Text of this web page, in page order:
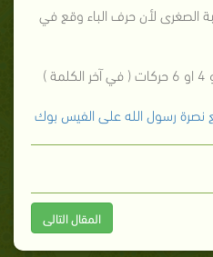
الصغرى لأن حرف الباء وقع في
نصرة رسول الله على الفيس بوك
المقال التالى